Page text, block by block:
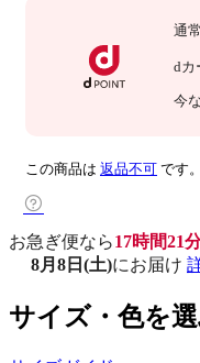
通
dカ
今
この商品は 返品不可 です。
お急ぎ便なら17時間21
8月8日(土)にお届け
サイズ・色を